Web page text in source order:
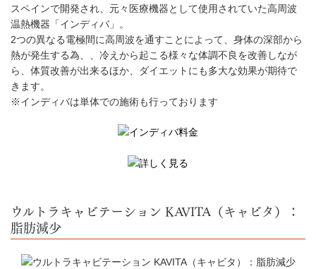
スペインで開発され、元々医療機器として使用されていた高周波
温熱機器「インディバ」。
2つの異なる電極間に高周波を通すことによって、身体の深部から
熱が発生する為、、冷えから起こる様々な体調不良を改善しなが
ら、体質改善が出来るほか、ダイエットにも多大な効果が期待で
きます。
※インディバは単体での施術も行っております
ウルトラキャビテーション KAVITA（キャビタ）：
脂肪減少